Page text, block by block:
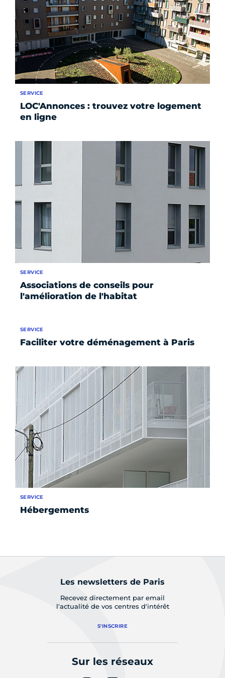
LOC'Annonces : trouvez votre logement
en ligne
SERVICE
Associations de conseils pour
l'amélioration de l'habitat
SERVICE
Faciliter votre déménagement à Paris
SERVICE
Hébergements
SERVICE
Les newsletters de Paris
Recevez directement par email
l'actualité de vos centres d'intérêt
S'INSCRIRE
Sur les réseaux